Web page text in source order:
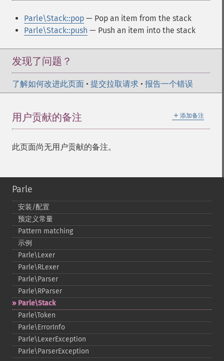
Parle\Stack::pop — Pop an item from the stack
Parle\Stack::push — Push an item into the stack
发现了问题？
了解如何改进此页面 • 提交拉取请求 • 报告一个错误
＋ 添加备注
用户贡献的备注
此页面尚无用户贡献的备注。
Parle
安装/配置
预定义常量
Pattern matching
示例
Parle\Lexer
Parle\RLexer
Parle\Parser
Parle\RParser
Parle\Stack
Parle\Token
Parle\ErrorInfo
Parle\LexerException
Parle\ParserException